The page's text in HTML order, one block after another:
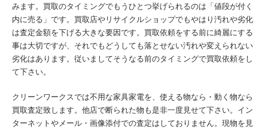
みます。買取のタイミングでもうひとつ挙げられるのは「値段が付く
内に売る」です。買取店やリサイクルショップでもやはり汚れや劣化
は査定金額を下げる大きな要因です。買取依頼をする前に綺麗にする
事は大切ですが、それでもどうしても落とせない汚れや変えられない
劣化はあります。従いましてそうなる前のタイミングで買取依頼をし
て下さい。
クリーンワークスでは不用な家具家電を、使える物なら・動く物なら
買取査定致します。他店で断られた物も是非一度見せて下さい。イン
ターネットやメール・画像添付での査定はしておりません。現物を見